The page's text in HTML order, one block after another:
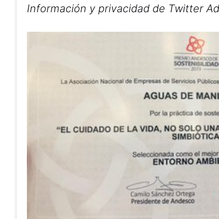
Información y privacidad de Twitter